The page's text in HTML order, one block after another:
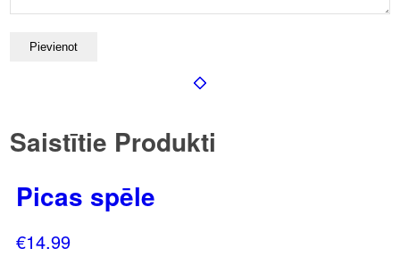
Saistītie Produkti
Picas spēle
€14.99